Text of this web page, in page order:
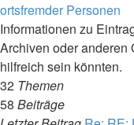
ortsfremder Personen
Informationen zu
Archiven oder anderen
hilfreich sein könnten.
32 Themen
58 Beiträge